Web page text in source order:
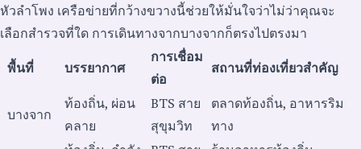
หัวลำโพง เครือข่ายที่กว้างขวางนี้ช่วยให้มั่นใจว่าไม่ว่าคุณจะ
เลือกสำรวจที่ใด การเดินทางจากบางจากก็ตรงไปตรงมา
พื้นที่
บรรยากาศ
การเชื่อม
ต่อ
สถานที่ท่องเที่ยวสำคัญ
บางจาก
ท้องถิ่น, ผ่อน
คลาย
BTS สาย
สุขุมวิท
ตลาดท้องถิ่น, อาหารริม
ทาง